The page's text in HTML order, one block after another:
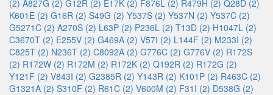
(2) A827G (2) G12R (2) E17K (2) F876L (2) R479H (2) Q28D (2)
K601E (2) G16R (2) S49G (2) Y537S (2) Y537N (2) Y537C (2)
G5271C (2) A270S (2) L63P (2) P236L (2) T13D (2) H1047L (2)
C3670T (2) E255V (2) G469A (2) V57I (2) L144F (2) M233I (2)
C825T (2) N236T (2) C8092A (2) G776C (2) G776V (2) R172S
(2) R172W (2) R172M (2) R172K (2) Q192R (2) R172G (2)
Y121F (2) V843I (2) G2385R (2) Y143R (2) K101P (2) R463C (2)
G1321A (2) S310F (2) R61C (2) V600M (2) F31I (2) D538G (2)